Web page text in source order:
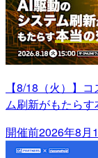
【8/18（火）】
ム刷新がもたら
開催前2026年8月